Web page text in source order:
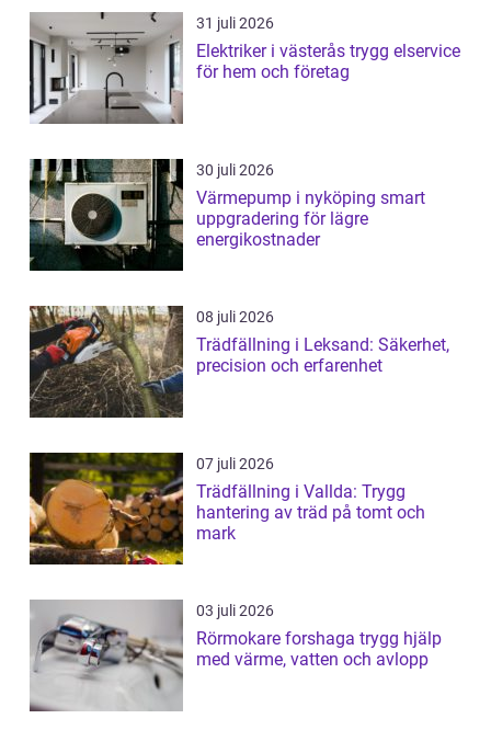
31 juli 2026
Elektriker i västerås trygg elservice
för hem och företag
30 juli 2026
Värmepump i nyköping smart
uppgradering för lägre
energikostnader
08 juli 2026
Trädfällning i Leksand: Säkerhet,
precision och erfarenhet
07 juli 2026
Trädfällning i Vallda: Trygg
hantering av träd på tomt och
mark
03 juli 2026
Rörmokare forshaga trygg hjälp
med värme, vatten och avlopp